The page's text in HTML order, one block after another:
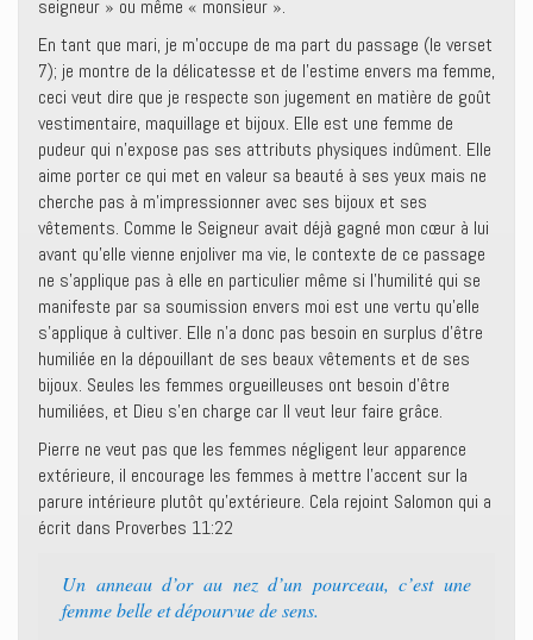
seigneur » ou même « monsieur ».
En tant que mari, je m’occupe de ma part du passage (le verset
7); je montre de la délicatesse et de l’estime envers ma femme,
ceci veut dire que je respecte son jugement en matière de goût
vestimentaire, maquillage et bijoux. Elle est une femme de
pudeur qui n’expose pas ses attributs physiques indûment. Elle
aime porter ce qui met en valeur sa beauté à ses yeux mais ne
cherche pas à m’impressionner avec ses bijoux et ses
vêtements. Comme le Seigneur avait déjà gagné mon cœur à lui
avant qu’elle vienne enjoliver ma vie, le contexte de ce passage
ne s’applique pas à elle en particulier même si l’humilité qui se
manifeste par sa soumission envers moi est une vertu qu’elle
s’applique à cultiver. Elle n’a donc pas besoin en surplus d’être
humiliée en la dépouillant de ses beaux vêtements et de ses
bijoux. Seules les femmes orgueilleuses ont besoin d’être
humiliées, et Dieu s’en charge car Il veut leur faire grâce.
Pierre ne veut pas que les femmes négligent leur apparence
extérieure, il encourage les femmes à mettre l’accent sur la
parure intérieure plutôt qu’extérieure. Cela rejoint Salomon qui a
écrit dans Proverbes 11:22
Un anneau d’or au nez d’un pourceau, c’est une
femme belle et dépourvue de sens.